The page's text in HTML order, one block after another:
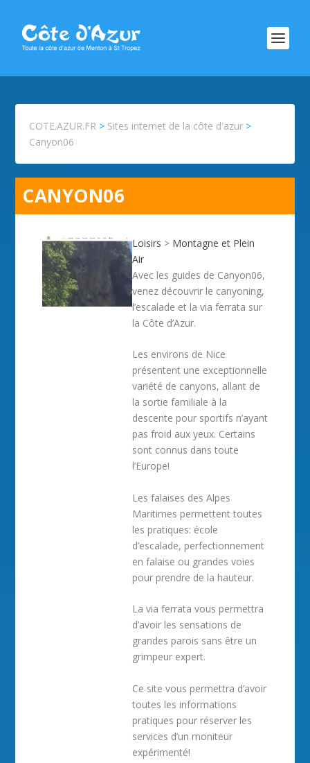
COTE.AZUR.FR > Sites internet de la côte d'azur >
Canyon06
CANYON06
Loisirs > Montagne et Plein
Air
Avec les guides de Canyon06,
venez découvrir le canyoning,
l’escalade et la via ferrata sur
la Côte d’Azur.
Les environs de Nice
présentent une exceptionnelle
variété de canyons, allant de
la sortie familiale à la
descente pour sportifs n’ayant
pas froid aux yeux. Certains
sont connus dans toute
l’Europe!
Les falaises des Alpes
Maritimes permettent toutes
les pratiques: école
d’escalade, perfectionnement
en falaise ou grandes voies
pour prendre de la hauteur.
La via ferrata vous permettra
d’avoir les sensations de
grandes parois sans être un
grimpeur expert.
Ce site vous permettra d’avoir
toutes les informations
pratiques pour réserver les
services d’un moniteur
expérimenté!